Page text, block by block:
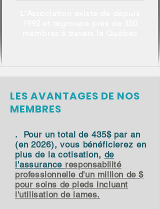
LES AVANTAGES DE NOS
MEMBRES
. Pour un total de 435$ par an
(en 2026), vous bénéficierez en
plus de la cotisation, de
l'assurance responsabilité
professionnelle d'un million de $
pour soins de pieds incluant
l'utilisation de lames.